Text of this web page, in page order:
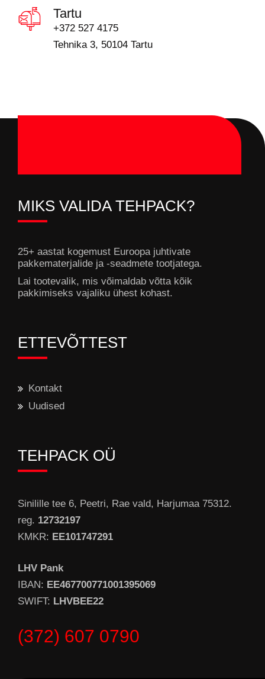
Tartu
+372 527 4175
Tehnika 3, 50104 Tartu
MIKS VALIDA TEHPACK?
25+ aastat kogemust Euroopa juhtivate
pakkematerjalide ja -seadmete tootjatega.
Lai tootevalik, mis võimaldab võtta kõik
pakkimiseks vajaliku ühest kohast.
ETTEVÕTTEST
Kontakt
Uudised
TEHPACK OÜ
Sinilille tee 6, Peetri, Rae vald, Harjumaa 75312.
reg. 12732197
KMKR: EE101747291
LHV Pank
IBAN: EE467700771001395069
SWIFT: LHVBEE22
(372) 607 0790